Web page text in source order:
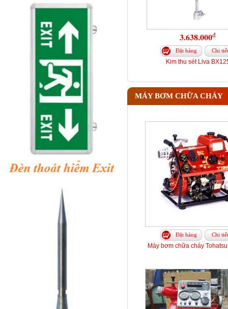
3.638.000đ
Đặt hàng Chi tiết
Kim thu sét Liva
MÁY BƠM CHỮA CHÁY
Đặt hàng Chi tiết
Máy bơm chữa cháy